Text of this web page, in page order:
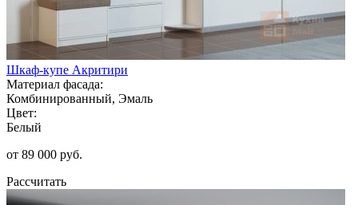
Шкаф-купе Акритири
Материал фасада:
Комбинированный, Эмаль
Цвет:
Белый
от 89 000 руб.
Рассчитать